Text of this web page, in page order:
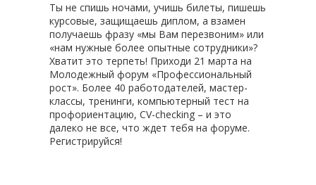
Ты не спишь ночами, учишь билеты, пишешь
курсовые, защищаешь диплом, а взамен
получаешь фразу «мы Вам перезвоним» или
«нам нужные более опытные сотрудники»?
Хватит это терпеть! Приходи 21 марта на
Молодежный форум «Профессиональный
рост». Более 40 работодателей, мастер-
классы, тренинги, компьютерный тест на
профориентацию, CV-checking – и это
далеко не все, что ждет тебя на форуме.
Регистрируйся!